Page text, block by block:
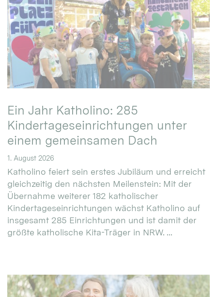
Ein Jahr Katholino: 285
Kindertageseinrichtungen unter
einem gemeinsamen Dach
1. August 2026
Katholino feiert sein erstes Jubiläum und erreicht
gleichzeitig den nächsten Meilenstein: Mit der
Übernahme weiterer 182 katholischer
Kindertageseinrichtungen wächst Katholino auf
insgesamt 285 Einrichtungen und ist damit der
größte katholische Kita-Träger in NRW. ...